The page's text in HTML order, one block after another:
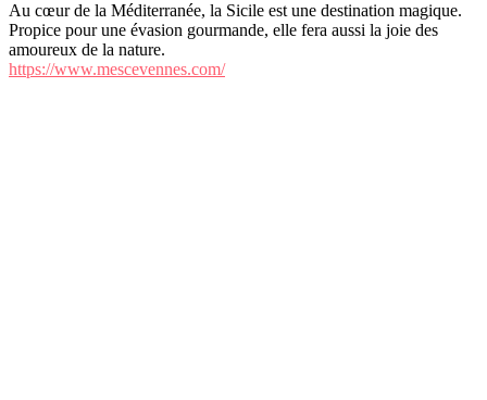
Au cœur de la Méditerranée, la Sicile est une destination magique.
Propice pour une évasion gourmande, elle fera aussi la joie des
amoureux de la nature.
https://www.mescevennes.com/